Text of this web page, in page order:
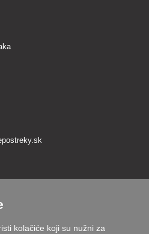
savjetovati
kolačiće koji su nužni za